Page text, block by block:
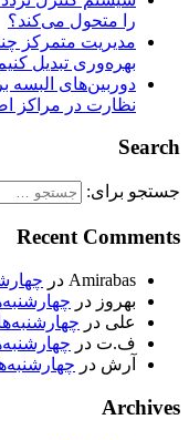
را متحول می‌کند؟
مدیریت متمرکز
بهره‌وری تبدیل
دوربین‌های البسه
نظارت در مراکز
Search
جستجو برای:
Recent Comments
Amirabas در
بهروز در
علی در
ف.ت در
آرش در
Archives